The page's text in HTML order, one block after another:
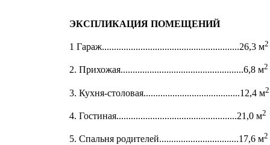
ЭКСПЛИКАЦИЯ ПОМЕЩЕНИЙ
1 Гараж.........................................................26,3 м2
2. Прихожая...................................................6,8 м2
3. Кухня-столовая........................................12,4 м2
4. Гостиная..................................................21,0 м2
5. Спальня родителей.................................17,6 м2